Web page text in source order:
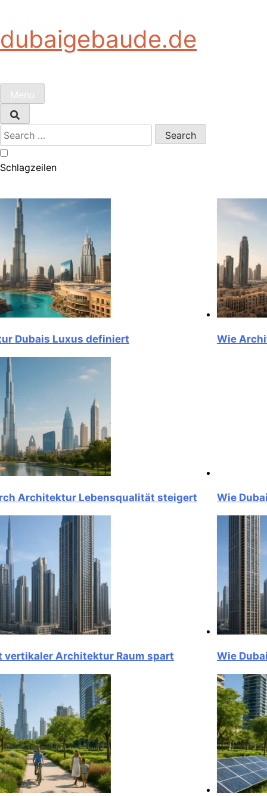
content
dubaigebaude.de
Menu
Search
for:
Schlagzeilen
Luxus definiert
Lebensqualität steigert
Architektur Raum spart
Wie
Wie Dubai
Wie Dubai